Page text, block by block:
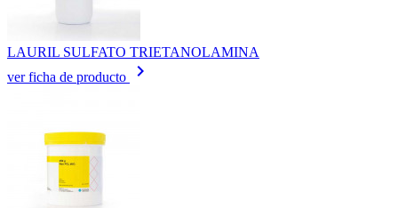
LAURIL SULFATO TRIETANOLAMINA
ver ficha de producto
keyboard_arrow_right